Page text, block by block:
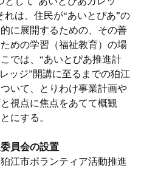
れは、住民が“あいとぴあ”の
に展開するための、その善
めの学習（福祉教育）の場
では、“あいとぴあ推進計
ッジ”開講に至るまでの狛江
いて、とりわけ事業計画や
視点に焦点をあてて概観
にする。
員会の設置
江市ボランティア活動推進